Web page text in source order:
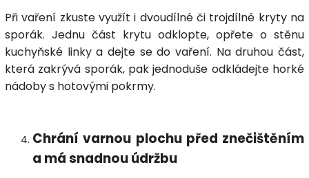
Při vaření zkuste využít i dvoudílné či trojdílné kryty na
sporák. Jednu část krytu odklopte, opřete o stěnu
kuchyňské linky a dejte se do vaření. Na druhou část,
která zakrývá sporák, pak jednoduše odkládejte horké
nádoby s hotovými pokrmy.
Chrání varnou plochu před znečištěním
a má snadnou údržbu